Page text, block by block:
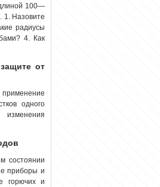
100—
1. Назовите
радиусы
4. Как
от
применение
одного
состоянии
приборы и
горючих и